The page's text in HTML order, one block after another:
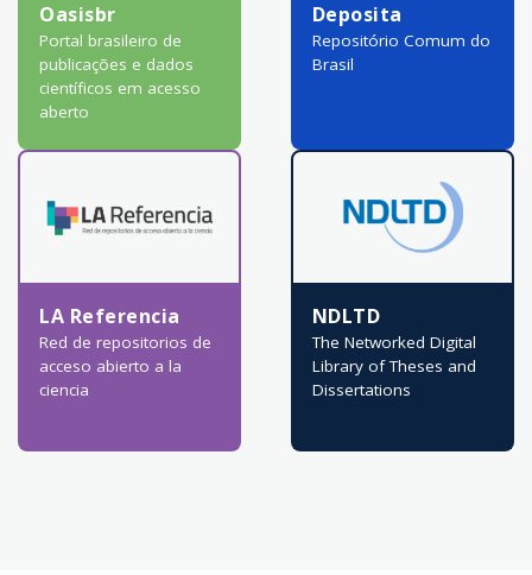
Oasisbr
Portal brasileiro de
publicações e dados
científicos em acesso
aberto
Deposita
Repositório Comum do
Brasil
LA Referencia
Red de repositorios de
acceso abierto a la
ciencia
NDLTD
The Networked Digital
Library of Theses and
Dissertations